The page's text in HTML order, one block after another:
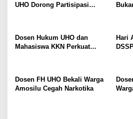
UHO Dorong Partisipasi
Dosen Hukum UHO dan
Mahasiswa KKN Perkuat
Hari
Dosen FH UHO Bekali Warga
Amosilu Cegah Narkotika